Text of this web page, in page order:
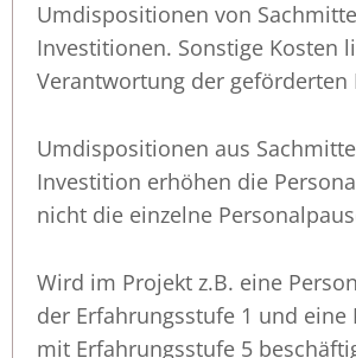
Umdispositionen von
Investitionen. Sonstige Kosten
Verantwortung der geförderten
Umdispositionen aus
Investition erhöhen die
nicht die einzelne
Wird im Projekt z.B. eine
der Erfahrungsstufe 1 und eine
mit Erfahrungsstufe 5